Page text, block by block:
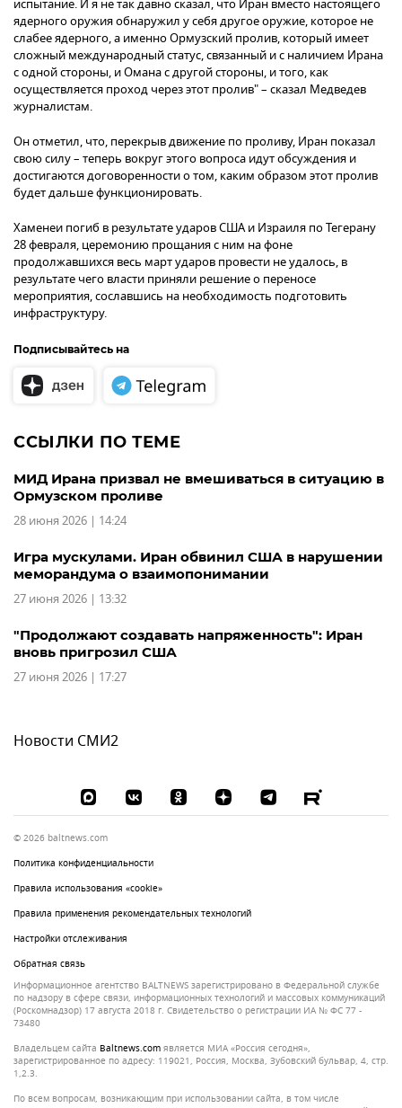
испытание. И я не так давно сказал, что Иран вместо настоящего
ядерного оружия обнаружил у себя другое оружие, которое не
слабее ядерного, а именно Ормузский пролив, который имеет
сложный международный статус, связанный и с наличием Ирана
с одной стороны, и Омана с другой стороны, и того, как
осуществляется проход через этот пролив" – сказал Медведев
журналистам.
Он отметил, что, перекрыв движение по проливу, Иран показал
свою силу – теперь вокруг этого вопроса идут обсуждения и
достигаются договоренности о том, каким образом этот пролив
будет дальше функционировать.
Хаменеи погиб в результате ударов США и Израиля по Тегерану
28 февраля, церемонию прощания с ним на фоне
продолжавшихся весь март ударов провести не удалось, в
результате чего власти приняли решение о переносе
мероприятия, сославшись на необходимость подготовить
инфраструктуру.
Подписывайтесь на
ССЫЛКИ ПО ТЕМЕ
МИД Ирана призвал не вмешиваться в ситуацию в
Ормузском проливе
28 июня 2026 | 14:24
Игра мускулами. Иран обвинил США в нарушении
меморандума о взаимопонимании
27 июня 2026 | 13:32
"Продолжают создавать напряженность": Иран
вновь пригрозил США
27 июня 2026 | 17:27
Новости СМИ2
© 2026 baltnews.com
Политика конфиденциальности
Правила использования «cookie»
Правила применения рекомендательных технологий
Настройки отслеживания
Обратная связь
Информационное агентство BALTNEWS зарегистрировано в Федеральной службе
по надзору в сфере связи, информационных технологий и массовых коммуникаций
(Роскомнадзор) 17 августа 2018 г. Свидетельство о регистрации ИА № ФС 77 -
73480
Владельцем сайта
baltnews.com является МИА «Россия сегодня»,
зарегистрированное по адресу: 119021, Россия, Москва, Зубовский бульвар, 4, стр.
1,2.3.
По всем вопросам, возникающим при использовании сайта, в том числе